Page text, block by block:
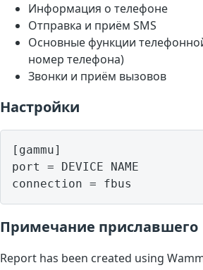
Информация о телефоне
Отправка и приём SMS
Основные функции
номер телефона)
Звонки и приём вызовов
Настройки
[gammu]
port = DEVICE NAME
Примечание приславшего
Report has been created using